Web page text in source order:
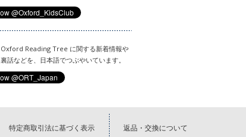
Oxford Reading Tree に関する新着情報や
裏話などを、日本語でつぶやいています。
特定商取引法に基づく表示 返品・交換について